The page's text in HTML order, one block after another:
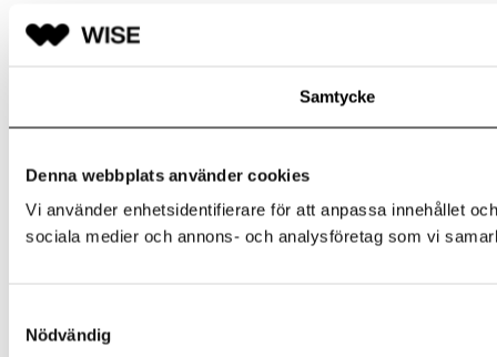
Samtycke
Denna webbplats använder cookies
Vi använder enhetsidentifierare för att anpassa innehållet
sociala medier och annons- och analysföretag som vi
Nödvändig